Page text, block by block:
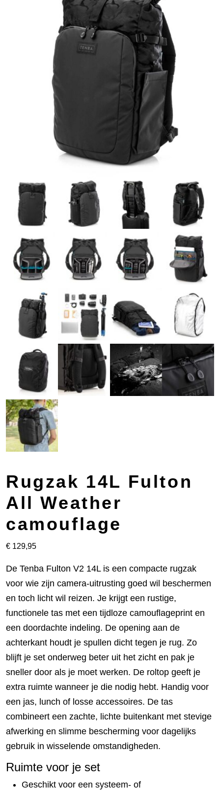
Rugzak 14L Fulton
All Weather
camouflage
€ 129,95
De Tenba Fulton V2 14L is een compacte rugzak
voor wie zijn camera-uitrusting goed wil beschermen
en toch licht wil reizen. Je krijgt een rustige,
functionele tas met een tijdloze camouflageprint en
een doordachte indeling. De opening aan de
achterkant houdt je spullen dicht tegen je rug. Zo
blijft je set onderweg beter uit het zicht en pak je
sneller door als je moet werken. De roltop geeft je
extra ruimte wanneer je die nodig hebt. Handig voor
een jas, lunch of losse accessoires. De tas
combineert een zachte, lichte buitenkant met stevige
afwerking en slimme bescherming voor dagelijks
gebruik in wisselende omstandigheden.
Ruimte voor je set
Geschikt voor een systeem- of